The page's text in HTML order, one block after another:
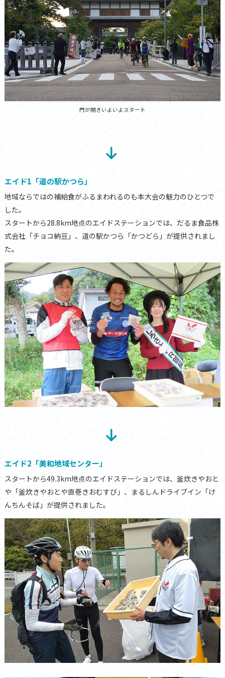
門が開きいよいよスタート
エイド1「道の駅かつら」
地域ならではの補給食がふるまわれるのも本大会の魅力のひとつで
した。
スタートから28.8km地点のエイドステーションでは、だるま食品株
式会社「チョコ納豆」、道の駅かつら「かつどら」が提供されまし
た。
エイド2「美和地域センター」
スタートから49.3km地点のエイドステーションでは、釜炊きやおと
や「釜炊きやおとや直巻きおむすび」、まるしんドライブイン「け
んちんそば」が提供されました。